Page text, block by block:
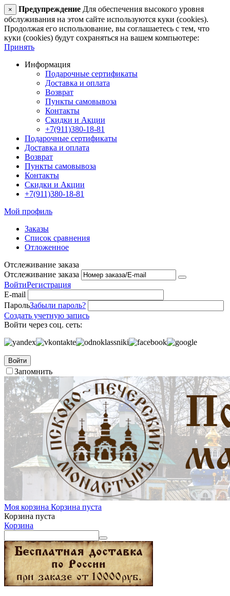
× Предупреждение Для обеспечения высокого уровня
обслуживания на этом сайте используются куки (cookies).
Продолжая его использование, вы соглашаетесь с тем, что
куки (cookies) будут сохраняться на вашем компьютере:
Принять
Информация
Подарочные сертификаты
Доставка и оплата
Возврат
Пункты самовывоза
Контакты
Скидки и Акции
+7(911)380-18-81
Подарочные сертификаты
Доставка и оплата
Возврат
Пункты самовывоза
Контакты
Скидки и Акции
+7(911)380-18-81
Мой профиль
Заказы
Список сравнения
Отложенное
Отслеживание заказа
Отслеживание заказа
ВойтиРегистрация
E-mail
ПарольЗабыли пароль?
Создать учетную запись
Войти через соц. сеть:
Войти
Запомнить
Моя корзина Корзина пуста
Корзина пуста
Корзина